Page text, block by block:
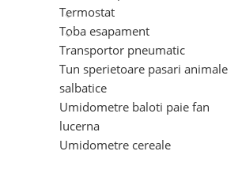
Termostat
Toba esapament
Transportor pneumatic
Tun sperietoare pasari animale
salbatice
Umidometre baloti paie fan
lucerna
Umidometre cereale